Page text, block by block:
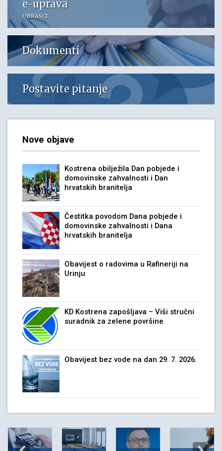
e-uprava
OBRASCI
Dokumenti
Postavite pitanje
Nove objave
Kostrena obilježila Dan pobjede i
domovinske zahvalnosti i Dan
hrvatskih branitelja
Čestitka povodom Dana pobjede i
domovinske zahvalnosti i Dana
hrvatskih branitelja
Obavijest o radovima u Rafineriji na
Urinju
KD Kostrena zapošljava – Viši stručni
suradnik za zelene površine
Obavijest bez vode na dan 29. 7. 2026.